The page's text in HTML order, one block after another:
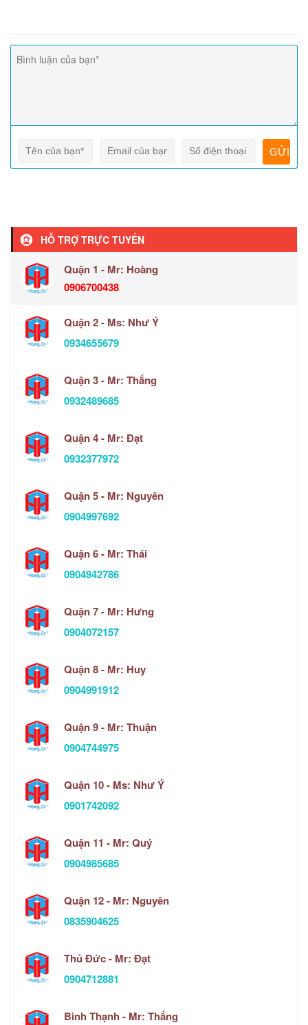
HỖ TRỢ TRỰC TUYẾN
Quận 1 - Mr: Hoàng
0906700438
Quận 2 - Ms: Như Ý
0934655679
Quận 3 - Mr: Thắng
0932489685
Quận 4 - Mr: Đạt
0932377972
Quận 5 - Mr: Nguyên
0904997692
Quận 6 - Mr: Thái
0904942786
Quận 7 - Mr: Hưng
0904072157
Quận 8 - Mr: Huy
0904991912
Quận 9 - Mr: Thuận
0904744975
Quận 10 - Ms: Như Ý
0901742092
Quận 11 - Mr: Quý
0904985685
Quận 12 - Mr: Nguyên
0835904625
Thủ Đức - Mr: Đạt
0904712881
Bình Thạnh - Mr: Thắng